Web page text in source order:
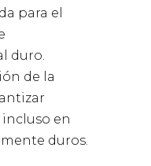
para el
duro.
de la
en
duros.